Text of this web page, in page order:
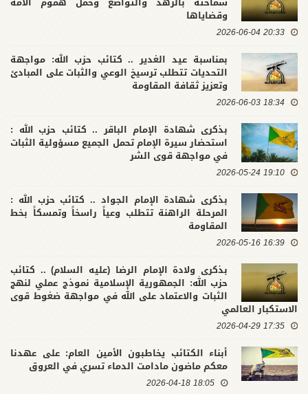
وقضاياها
20:33 2026-06-04
بمناسبة عيد الغدير .. كتائب حزب الله: مواجهة
التحديات تتطلب ترسيخ الوعي والثبات على المبادئ
وتعزيز ثقافة المقاومة
18:34 2026-06-03
بذكرى شهادة الإمام الباقر .. كتائب حزب الله :
استحضار سيرة الإمام تحمل الجميع مسؤولية الثبات
في مواجهة قوى الشر
19:10 2026-05-24
بذكرى شهادة الإمام الجواد .. كتائب حزب الله :
المرحلة الراهنة تتطلب وعياً راسخاً وتمسكاً بخط
المقاومة
16:39 2026-05-16
بذكرى ولادة الإمام الرضا (عليه السلام) .. كتائب
حزب الله: الجمهورية الإسلامية نموذج عملي لنهج
الثبات والاعتماد على الله في مواجهة ضغوط قوى
الاستكبار العالمي
17:35 2026-04-29
أبناء الكتائب يخاطبون الأمين العام: على عهدنا
معكم ماضون مادامت الدماء تسري في العروق
18:05 2026-04-18